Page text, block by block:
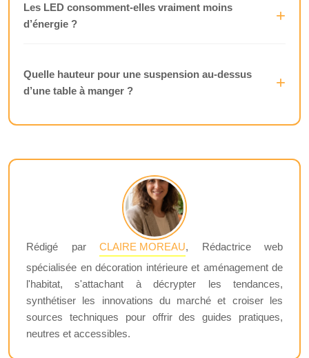
Les LED consomment-elles vraiment moins
d’énergie ?
Quelle hauteur pour une suspension au-dessus
d’une table à manger ?
Rédigé par CLAIRE MOREAU, Rédactrice web
spécialisée en décoration intérieure et aménagement de
l'habitat, s'attachant à décrypter les tendances,
synthétiser les innovations du marché et croiser les
sources techniques pour offrir des guides pratiques,
neutres et accessibles.